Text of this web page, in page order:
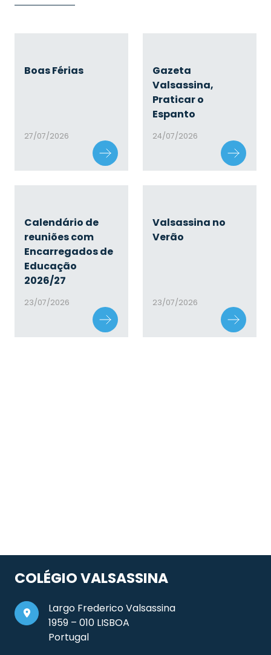
Boas Férias
27/07/2026
Gazeta
Valsassina,
Praticar o
Espanto
24/07/2026
Calendário de
reuniões com
Encarregados de
Educação
2026/27
23/07/2026
Valsassina no
Verão
23/07/2026
COLÉGIO VALSASSINA
Largo Frederico Valsassina
1959 – 010 LISBOA
Portugal